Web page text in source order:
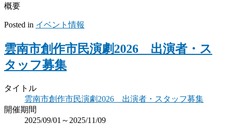
概要
Posted in イベント情報
雲南市創作市民演劇2026 出演者・ス
タッフ募集
タイトル
雲南市創作市民演劇2026 出演者・スタッフ募集
開催期間
2025/09/01～2025/11/09